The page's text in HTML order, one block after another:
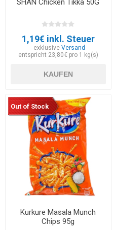
SHAN Chicken Tikka 50G
1,19€ inkl. Steuer
exklusiveVersand
entspricht 23,80€ pro 1 kg(s)
KAUFEN
Out of Stock
Kurkure Masala Munch
Chips 95g